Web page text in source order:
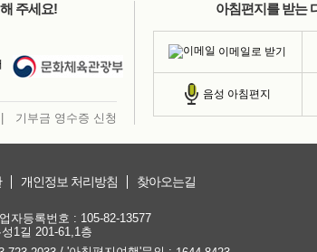
주세요!
기부금 영수증 신청
아침편지를 받는
이메일로 받기
음성 아침편지
개인정보 처리방침 찾아오는길
자등록번호 : 105-82-13577
1길 201-61,1층